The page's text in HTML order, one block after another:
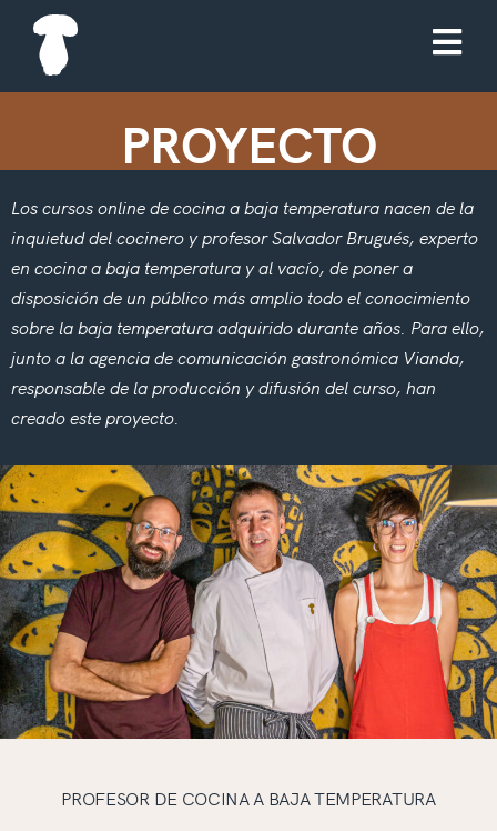
PROYECTO
Los cursos online de cocina a baja temperatura nacen de la
inquietud del cocinero y profesor Salvador Brugués, experto
en cocina a baja temperatura y al vacío, de poner a
disposición de un público más amplio todo el conocimiento
sobre la baja temperatura adquirido durante años. Para ello,
junto a la agencia de comunicación gastronómica Vianda,
responsable de la producción y difusión del curso, han
creado este proyecto.
PROFESOR DE COCINA A BAJA TEMPERATURA